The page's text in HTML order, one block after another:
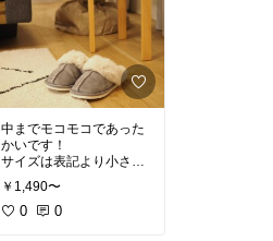
中までモコモコであった
かいです！
サイズは表記より小さい
です。
裏が滑りにくいところも
おすすめポイントです。
￥1,490〜
0 0